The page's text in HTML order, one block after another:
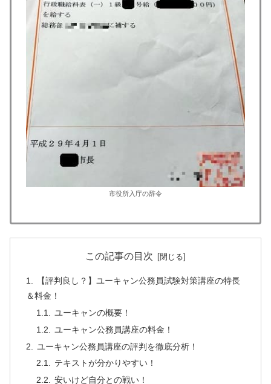
市役所入庁の辞令
この記事の目次
【評判良し？】ユーキャン公務員試験対策講座の特長
＆料金！
ユーキャンの概要！
ユーキャン公務員講座の料金！
ユーキャン公務員講座の評判を徹底分析！
テキストが分かりやすい！
安いけど自分との戦い！